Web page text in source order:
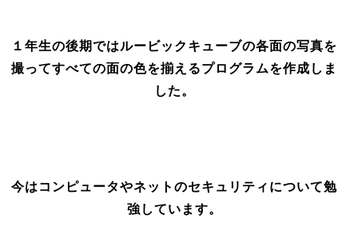
１年生の後期ではルービックキューブの各面の写真を
撮ってすべての面の色を揃えるプログラムを作成しま
した。
今はコンピュータやネットのセキュリティについて勉
強しています。